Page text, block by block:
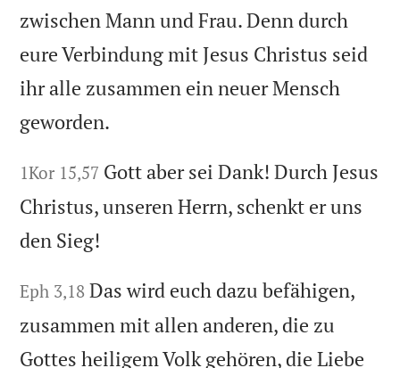
zwischen Mann und Frau. Denn durch
eure Verbindung mit Jesus Christus seid
ihr alle zusammen ein neuer Mensch
geworden.
1Kor 15,57 Gott aber sei Dank! Durch Jesus
Christus, unseren Herrn, schenkt er uns
den Sieg!
Eph 3,18 Das wird euch dazu befähigen,
zusammen mit allen anderen, die zu
Gottes heiligem Volk gehören, die Liebe